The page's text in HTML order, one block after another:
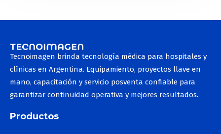
Tecnoimagen brinda tecnología médica para hospitales y
clínicas en Argentina. Equipamiento, proyectos llave en
mano, capacitación y servicio posventa confiable para
garantizar continuidad operativa y mejores resultados.
Productos